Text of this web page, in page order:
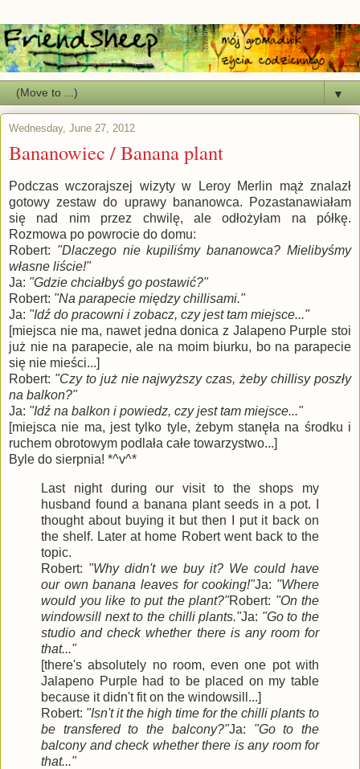
▼
Wednesday, June 27, 2012
Bananowiec / Banana plant
Podczas wczorajszej wizyty w Leroy Merlin mąż znalazł
gotowy zestaw do uprawy bananowca. Pozastanawiałam
się nad nim przez chwilę, ale odłożyłam na półkę.
Rozmowa po powrocie do domu:
Robert: "Dlaczego nie kupiliśmy bananowca? Mielibyśmy
własne liście!"
Ja: "Gdzie chciałbyś go postawić?"
Robert: "Na parapecie między chillisami."
Ja: "Idź do pracowni i zobacz, czy jest tam miejsce..."
[miejsca nie ma, nawet jedna donica z Jalapeno Purple stoi
już nie na parapecie, ale na moim biurku, bo na parapecie
się nie mieści...]
Robert: "Czy to już nie najwyższy czas, żeby chillisy poszły
na balkon?"
Ja: "Idź na balkon i powiedz, czy jest tam miejsce..."
[miejsca nie ma, jest tylko tyle, żebym stanęła na środku i
ruchem obrotowym podlała całe towarzystwo...]
Byle do sierpnia! *^v^*
Last night during our visit to the shops my
husband found a banana plant seeds in a pot. I
thought about buying it but then I put it back on
the shelf. Later at home Robert went back to the
topic.
Robert: "Why didn't we buy it? We could have
our own banana leaves for cooking!"Ja: "Where
would you like to put the plant?"Robert: "On the
windowsill next to the chilli plants."Ja: "Go to the
studio and check whether there is any room for
that..."
[there's absolutely no room, even one pot with
Jalapeno Purple had to be placed on my table
because it didn't fit on the windowsill...]
Robert: "Isn't it the high time for the chilli plants to
be transfered to the balcony?"Ja: "Go to the
balcony and check whether there is any room for
that..."